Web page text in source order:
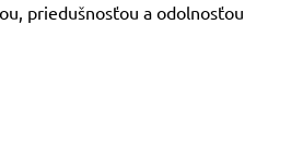
priedušnosťou a odolnosťou